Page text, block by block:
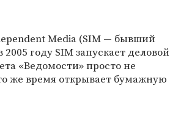
Media (SIM — бывший
году SIM запускает деловой
«Ведомости» просто не
же время открывает бумажную